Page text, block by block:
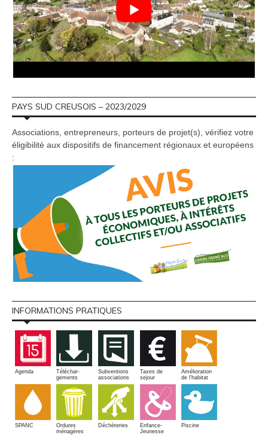
PAYS SUD CREUSOIS – 2023/2029
Associations, entrepreneurs, porteurs de projet(s), vérifiez votre
éligibilité aux dispositifs de financement régionaux et européens
:
INFORMATIONS PRATIQUES
Agenda
Téléchar-
gements
Subventions
associations
Taxes de
sejour
Amélioration
de l'habitat
SPANC
Ordures
ménagères
Déchèteries
Enfance-
Jeunesse
Piscine